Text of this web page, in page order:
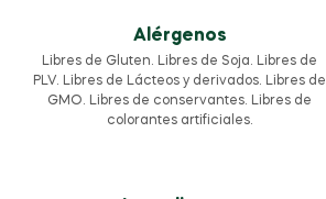
Alérgenos
Libres de Gluten. Libres de Soja. Libres de
PLV. Libres de Lácteos y derivados. Libres de
GMO. Libres de conservantes. Libres de
colorantes artificiales.